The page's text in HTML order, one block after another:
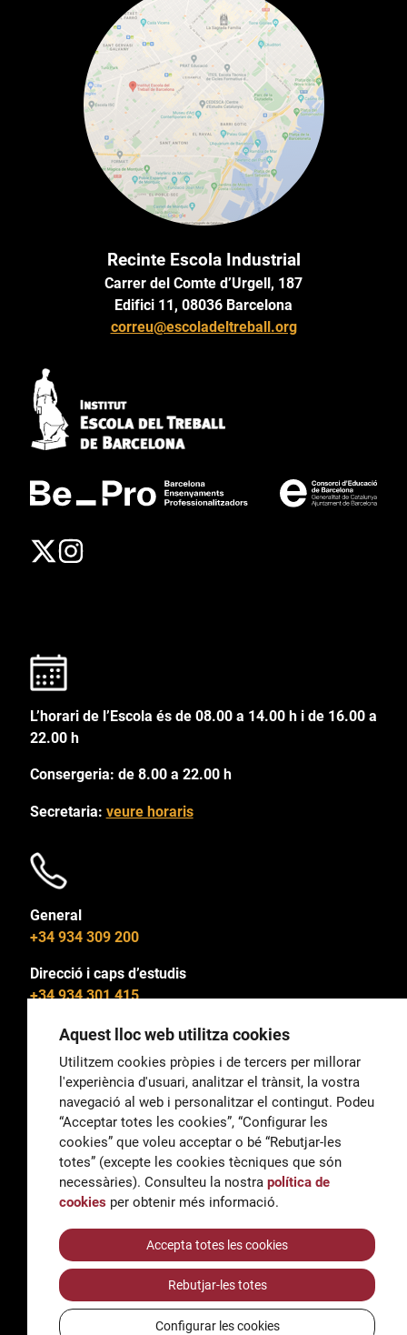
Recinte Escola Industrial
Carrer del Comte d’Urgell, 187
Edifici 11, 08036 Barcelona
correu@escoladeltreball.org
L’horari de l’Escola és de 08.00 a 14.00 h i de 16.00 a
22.00 h
Consergeria: de 8.00 a 22.00 h
Secretaria: veure horaris
General
+34 934 309 200
Direcció i caps d’estudis
+34 934 301 415
General
correu@escoladeltreball.org
Informació
informacio@escoladeltreball.org
AccessibilitatAvís legal i Política de Privacitat
Política de cookies
Crèdits
Aquest lloc web utilitza cookies
Utilitzem cookies pròpies i de tercers per millorar
l'experiència d'usuari, analitzar el trànsit, la vostra
navegació al web i personalitzar el contingut. Podeu
“Acceptar totes les cookies”, “Configurar les
cookies” que voleu acceptar o bé “Rebutjar-les
totes” (excepte les cookies tècniques que són
necessàries). Consulteu la nostra política de
cookies per obtenir més informació.
Accepta totes les cookies
Rebutjar-les totes
Configurar les cookies